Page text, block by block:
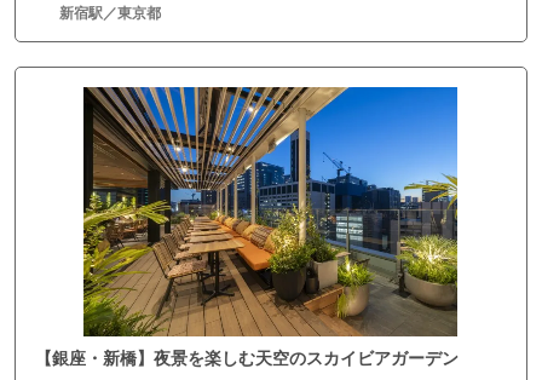
新宿駅／東京都
【銀座・新橋】夜景を楽しむ天空のスカイビアガーデン